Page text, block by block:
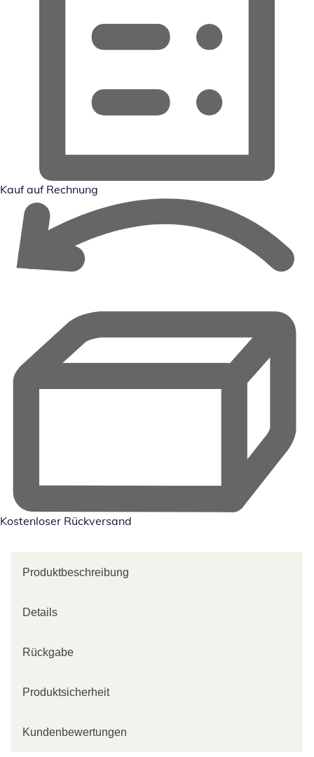
Kauf auf Rechnung
Kostenloser Rückversand
Produktbeschreibung
Details
Rückgabe
Produktsicherheit
Kundenbewertungen